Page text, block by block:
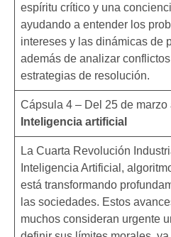
espíritu crítico y una
ayudando a entender los
intereses y las dinámicas de
además de analizar
estrategias de resolución.
Cápsula 4 – Del 25 de marzo
Inteligencia artificial
La Cuarta Revolución
Inteligencia Artificial,
está transformando
las sociedades. Estos
muchos consideran urgente